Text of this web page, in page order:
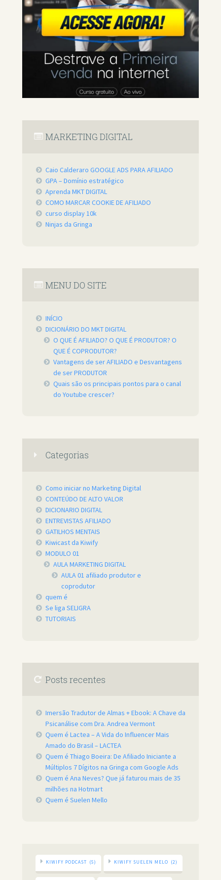
MARKETING DIGITAL
Caio Calderaro GOOGLE ADS PARA AFILIADO
GPA – Domínio estratégico
Aprenda MKT DIGITAL
COMO MARCAR COOKIE DE AFILIADO
curso display 10k
Ninjas da Gringa
MENU DO SITE
INÍCIO
DICIONÁRIO DO MKT DIGITAL
O QUE É AFILIADO? O QUE É PRODUTOR? O
QUE É COPRODUTOR?
Vantagens de ser AFILIADO e Desvantagens
de ser PRODUTOR
Quais são os principais pontos para o canal
do Youtube crescer?
Categorias
Como iniciar no Marketing Digital
CONTEÚDO DE ALTO VALOR
DICIONARIO DIGITAL
ENTREVISTAS AFILIADO
GATILHOS MENTAIS
Kiwicast da Kiwify
MODULO 01
AULA MARKETING DIGITAL
AULA 01 afiliado produtor e
coprodutor
quem é
Se liga SELIGRA
TUTORIAIS
Posts recentes
Imersão Tradutor de Almas + Ebook: A Chave da
Psicanálise com Dra. Andrea Vermont
Quem é Lactea – A Vida do Influencer Mais
Amado do Brasil – LACTEA
Quem é Thiago Boeira: De Afiliado Iniciante a
Múltiplos 7 Dígitos na Gringa com Google Ads
Quem é Ana Neves? Que já faturou mais de 35
milhões na Hotmart
Quem é Suelen Mello
KIWIFY PODCAST (5) KIWIFY SUELEN MELO (2)